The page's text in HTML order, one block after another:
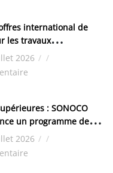
international de
les travaux
de la zone
de FANDJE (PAZIF)
2026 / /
: SONOCO
un programme de
la Malaisie
2026 / /